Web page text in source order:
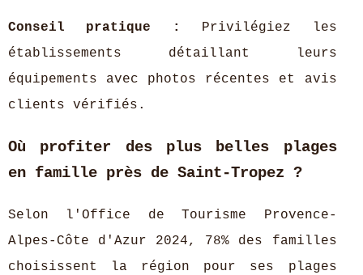
Conseil pratique :
Privilégiez les
établissements détaillant leurs
équipements avec photos récentes et avis
clients vérifiés.
Où profiter des plus belles plages
en famille près de Saint-Tropez ?
Selon l'Office de Tourisme Provence-
Alpes-Côte d'Azur 2024, 78% des familles
choisissent la région pour ses plages